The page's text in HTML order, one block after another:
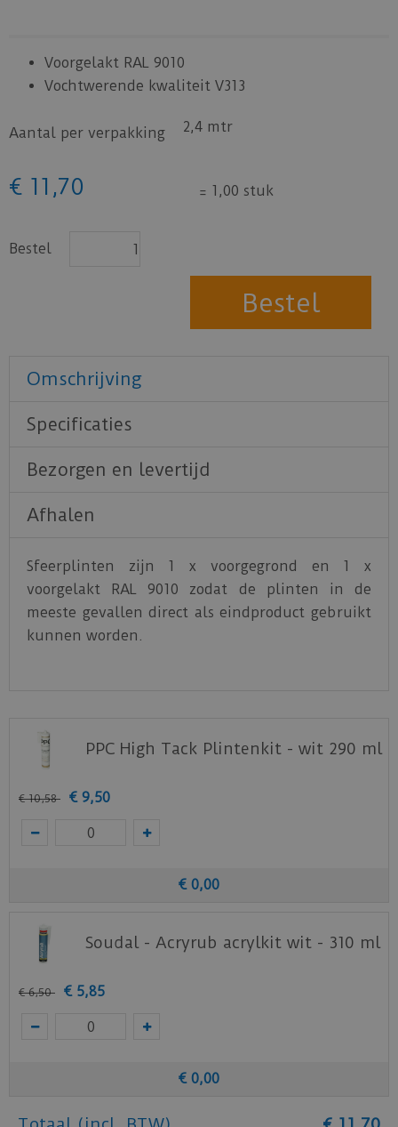
Voorgelakt RAL 9010
Vochtwerende kwaliteit V313
Aantal per verpakking 2,4 mtr
€ 11 ,70 = 1,00 stuk
Bestel
Omschrijving
Specificaties
Bezorgen en levertijd
Afhalen
Sfeerplinten zijn 1 x voorgegrond en 1 x
voorgelakt RAL 9010 zodat de plinten in de
meeste gevallen direct als eindproduct gebruikt
kunnen worden.
PPC High Tack Plintenkit - wit 290 ml
€ 10,58 € 9,50
€ 0,00
Soudal - Acryrub acrylkit wit - 310 ml
€ 6,50 € 5,85
€ 0,00